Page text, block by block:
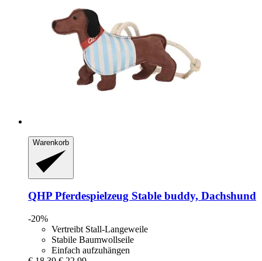
Warenkorb
QHP Pferdespielzeug Stable buddy, Dachshund
-20%
Vertreibt Stall-Langeweile
Stabile Baumwollseile
Einfach aufzuhängen